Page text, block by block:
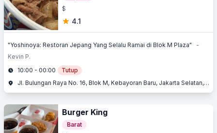
$
4.1
"Yoshinoya: Restoran Jepang Yang Selalu Ramai di Blok M Plaza"
-
Kevin P.
10:00 - 00:00
Tutup
Jl. Bulungan Raya No. 16, Blok M, Kebayoran Baru, Jakarta Selatan, Jakarta
Burger King
Barat